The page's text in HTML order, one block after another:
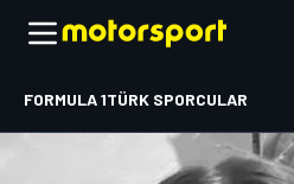
FORMULA 1TÜRK SPORCULAR